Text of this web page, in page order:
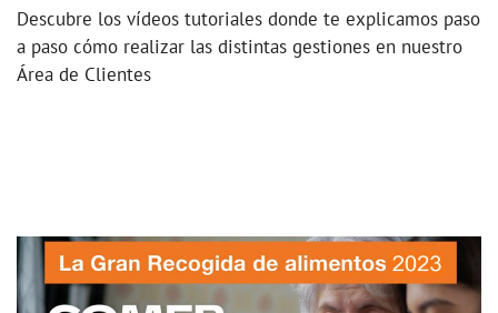
Descubre los vídeos tutoriales donde te explicamos paso
a paso cómo realizar las distintas gestiones en nuestro
Área de Clientes